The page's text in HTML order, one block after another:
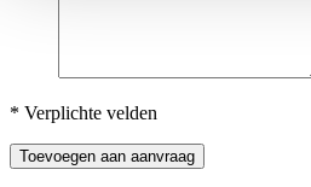
* Verplichte velden
Toevoegen aan aanvraag